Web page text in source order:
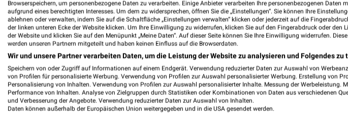
Browserspeichern, um personenbezogene Daten zu verarbeiten. Einige Anbieter verarbeiten Ihre personenbezogenen Daten
aufgrund eines berechtigten Interesses. Um dem zu widersprechen, öffnen Sie die „Einstellungen“. Sie können Ihre
ablehnen oder verwalten, indem Sie auf die Schaltfläche „Einstellungen verwalten“ klicken oder jederzeit auf die
der linken unteren Ecke der Website klicken. Um Ihre Einwilligung zu widerrufen, klicken Sie auf den Fingerabdruck oder den
der Website und klicken Sie auf den Menüpunkt „Meine Daten“. Auf dieser Seite können Sie Ihre Einwilligung widerrufen.
werden unseren Partnern mitgeteilt und haben keinen Einfluss auf die Browserdaten.
Wir und unsere Partner verarbeiten Daten, um die Leistung der Website zu analysieren und Folgendes zu
Speichern von oder Zugriff auf Informationen auf einem Endgerät. Verwendung reduzierter Daten zur Auswahl von
von Profilen für personalisierte Werbung. Verwendung von Profilen zur Auswahl personalisierter Werbung. Erstellung von
Personalisierung von Inhalten. Verwendung von Profilen zur Auswahl personalisierter Inhalte. Messung der Werbeleistung.
Performance von Inhalten. Analyse von Zielgruppen durch Statistiken oder Kombinationen von Daten aus verschiedenen
und Verbesserung der Angebote. Verwendung reduzierter Daten zur Auswahl von Inhalten.
Daten können außerhalb der Europäischen Union weitergegeben und in die USA gesendet werden.